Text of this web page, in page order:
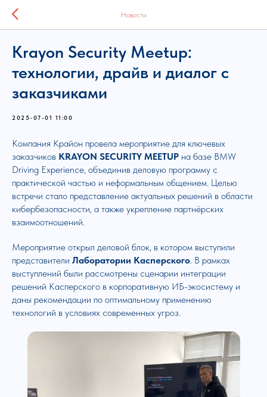
Новости
Krayon Security Meetup:
технологии, драйв и диалог с
заказчиками
2025-07-01 11:00
Компания Крайон провела мероприятие для ключевых
заказчиков KRAYON SECURITY MEETUP на базе BMW
Driving Experience, объединив деловую программу с
практической частью и неформальным общением. Целью
встречи стало представление актуальных решений в области
кибербезопасности, а также укрепление партнёрских
взаимоотношений.
Мероприятие открыл деловой блок, в котором выступили
представители Лаборатории Касперского. В рамках
выступлений были рассмотрены сценарии интеграции
решений Касперского в корпоративную ИБ-экосистему и
даны рекомендации по оптимальному применению
технологий в условиях современных угроз.